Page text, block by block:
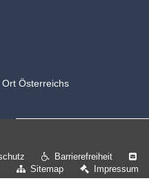
Österreichs
Barrierefreiheit
Sitemap Impressum